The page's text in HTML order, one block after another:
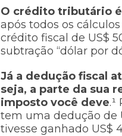
O crédito tributário
após todos os
crédito fiscal de US$
subtração “dólar por
Já a dedução fiscal
seja, a parte da sua
imposto você deve
tem uma dedução de
tivesse ganhado US$